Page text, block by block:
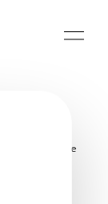
Share